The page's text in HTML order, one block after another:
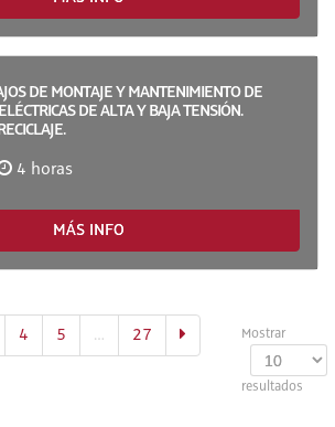
DE MONTAJE Y MANTENIMIENTO DE
DE ALTA Y BAJA TENSIÓN.
4 horas
MÁS INFO
Mostrar
resultados
4 5 … 27